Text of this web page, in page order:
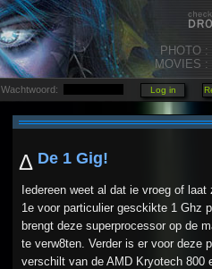
PHOTO :
MOVIES :
Wachtwoord:
Δ De 1 Gig!
Iedereen weet al dat ie vroeg of
1e voor particulier gesckikte 1 Ghz
brengt deze superprocessor op de
te verw8ten. Verder is er voor deze
verschilt van de AMD Kryotech 800